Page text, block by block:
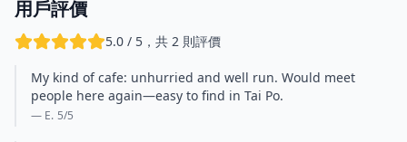
用戶評價
5.0 / 5，共 2 則評價
My kind of cafe: unhurried and well run. Would meet
people here again—easy to find in Tai Po.
— E. 5/5